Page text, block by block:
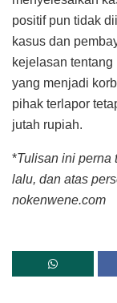
positif pun tidak
kasus dan
kejelasan
yang menjadi
pihak terlapor
jutah rupiah.
*Tulisan ini perna
lalu, dan atas
nokenwene.com